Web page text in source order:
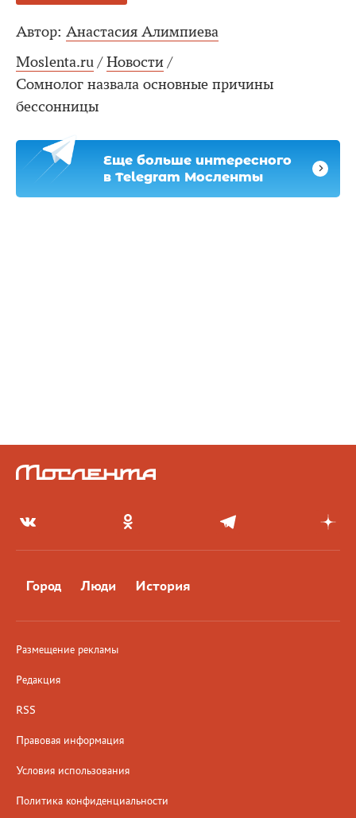
Автор: Анастасия Алимпиева
Moslenta.ru / Новости /
Сомнолог назвала основные причины
бессонницы
Еще больше интересного
в Telegram Мосленты
Город Люди История
Размещение рекламы
Редакция
RSS
Правовая информация
Условия использования
Политика конфиденциальности